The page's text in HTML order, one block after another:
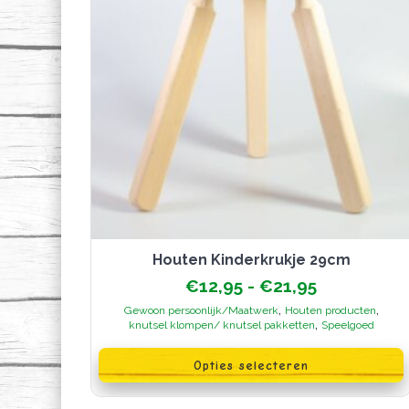
productpagina
Houten Kinderkrukje 29cm
€12,95 - €21,95Prijsklasse:
€12,95
tot
€21,95
Gewoon persoonlijk/Maatwerk, Houten producten,
knutsel klompen/ knutsel pakketten, Speelgoed
Opties selecteren
product
heeft
meerdere
variaties.